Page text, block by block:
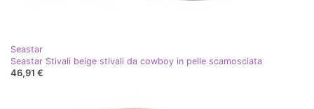
Seastar
Seastar Stivali beige stivali da cowboy in pelle scamosciata
46,91 €